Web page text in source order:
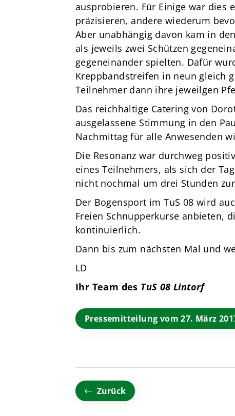
ausprobieren. Für Einige war dies
präzisieren, andere wiederum
Aber unabhängig davon kam in
als jeweils zwei Schützen
gegeneinander spielten. Dafür
Kreppbandstreifen in neun gleich
Teilnehmer dann ihre jeweilgen
Das reichhaltige Catering von
ausgelassene Stimmung in den
Nachmittag für alle Anwesenden
Die Resonanz war durchweg
eines Teilnehmers, als sich der
nicht nochmal um drei Stunden
Der Bogensport im TuS 08 wird
Freien Schnupperkurse anbieten,
kontinuierlich.
Dann bis zum nächsten Mal und
LD
Ihr Team des TuS 08 Lintorf
Pressemitteilung vom 27. März
Zurück